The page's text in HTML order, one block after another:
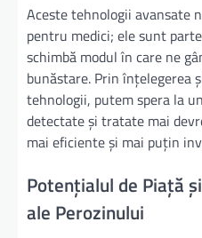
Aceste tehnologii avansate
pentru medici; ele sunt
schimbă modul în care ne
bunăstare. Prin înțelegerea
tehnologii, putem spera la
detectate și tratate mai
mai eficiente și mai puțin
Potențialul de Piață
ale Perozinului